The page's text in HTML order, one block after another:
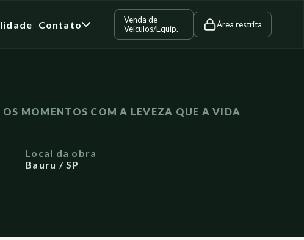
Contato
Venda de
Veículos/Equip.
Área restrita
MOMENTOS COM A LEVEZA QUE A VIDA
Local da obra
Bauru / SP